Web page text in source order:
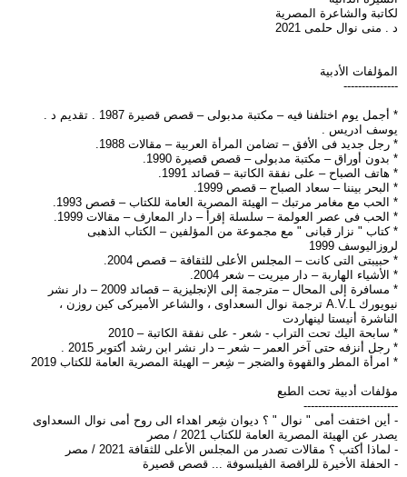
لكاتبة والشاعرة المصرية
د . منى نوال حلمى 2021
المؤلفات الأدبية
---------------
* أجمل يوم اختلفنا فيه – مكتبة مدبولى – قصص قصيرة 1987 . تقديم د .
يوسف ادريس .
* رجل جديد فى الأفق – تضامن المرأة العربية – مقالات 1988.
* بدون أوراق – مكتبة مدبولى – قصص قصيرة 1990.
* هاتف الصباح – على نفقة الكاتبة – قصائد 1991.
* البحر بيننا – سعاد الصباح – قصص 1999.
* الحب مع مغامر مرتبك – الهيئة المصرية العامة للكتاب – قصص 1993.
* الحب فى عصر العولمة – سلسلة إقرأ – دار المعارف – مقالات 1999.
* كتاب " نزار قبانى " مع مجموعة من المؤلفين – الكتاب الذهبى
لروزاليوسف 1999
* حبيبتى التى كانت – المجلس الأعلى للثقافة – قصص 2004.
* الأشياء الهاربة – دار ميريت – شعر 2004.
* مسافرة إلى المحال – مترجمة إلى الإنجليزية – قصائد 2009 – دار نشر
نيويورك A.V.L ترجمة نوال السعداوى ، والشاعر الأميركى كين روزن ،
الناشرة أنيستا لينهاردت
* سابحة اليك تحت التراب - شعر - على نفقة الكاتبة – 2010
* رجل أنزفه حتى آخر العمر – شعر – دار نشر ابن رشد أكتوبر 2015 .
* امرأة المطر والقهوة والضجر – شِعر – الهيئة المصرية العامة للكتاب 2019
مؤلفات أدبية تحت الطبع
--------------------------
- أين اختفت أمى " نوال " ؟ ديوان شِعر اهداء الى روح أمى نوال السعداوى
يصدر عن الهيئة المصرية العامة للكتاب 2021 / مصر
- لماذا أكتب ؟ مقالات تصدر من المجلس الأعلى للثقافة 2021 / مصر
- الحفلة الأخيرة للراقصة الفيلسوفة ... قصص قصيرة